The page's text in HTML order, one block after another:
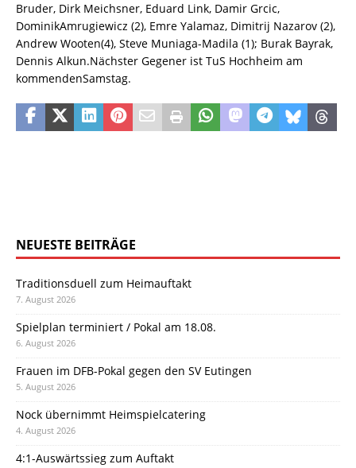
Bruder, Dirk Meichsner, Eduard Link, Damir Grcic,
DominikAmrugiewicz (2), Emre Yalamaz, Dimitrij Nazarov (2),
Andrew Wooten(4), Steve Muniaga-Madila (1); Burak Bayrak,
Dennis Alkun.Nächster Gegener ist TuS Hochheim am
kommendenSamstag.
NEUESTE BEITRÄGE
Traditionsduell zum Heimauftakt
7. August 2026
Spielplan terminiert / Pokal am 18.08.
6. August 2026
Frauen im DFB-Pokal gegen den SV Eutingen
5. August 2026
Nock übernimmt Heimspielcatering
4. August 2026
4:1-Auswärtssieg zum Auftakt